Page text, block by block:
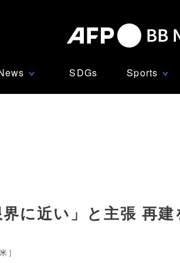
∨ SDGs Sports ∨
に近い」と主張 再
]